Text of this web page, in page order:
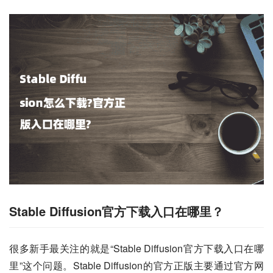
Stable Diffusion官方下载入口在哪里？
很多新手最关注的就是“Stable Diffusion官方下载入口在哪
里”这个问题。Stable Diffusion的官方正版主要通过官方网